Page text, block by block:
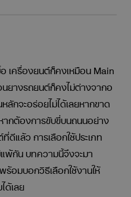
แลรถ
เครื่องยนต์ก็คงเหมือน Main
ยางรถยนต์ก็คงไม่ต่างจากอ
กจะอร่อยไม่ได้เลยหากขาด
กต้องการขับขี่บนถนนอย่าง
แล้ว การเลือกใช้ประเภท
พ้กัน บทความนี้จึงจะมา
ร้อมบอกวิธีเลือกใช้งานให้
ด้เลย